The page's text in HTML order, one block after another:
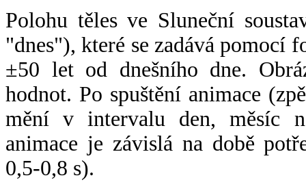
Polohu těles ve Sluneční
"dnes"), které se zadává pomocí
±50 let od dnešního dne.
hodnot. Po spuštění animace
mění v intervalu den, měsíc
animace je závislá na době
0,5-0,8 s).